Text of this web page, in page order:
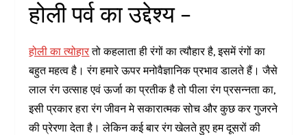
होली पर्व का उद्देश्य –
होली का त्योहारतो कहलाता ही रंगों का त्यौहार है, इसमें रंगों का
बहुत महत्व है। रंग हमारे ऊपर मनोवैज्ञानिक प्रभाव डालते हैं। जैसे
लाल रंग उत्साह एवं ऊर्जा का प्रतीक है तो पीला रंग प्रसन्नता का,
इसी प्रकार हरा रंग जीवन मे सकारात्मक सोच और कुछ कर गुजरने
की प्रेरणा देता है। लेकिन कई बार रंग खेलते हुए हम दूसरों की